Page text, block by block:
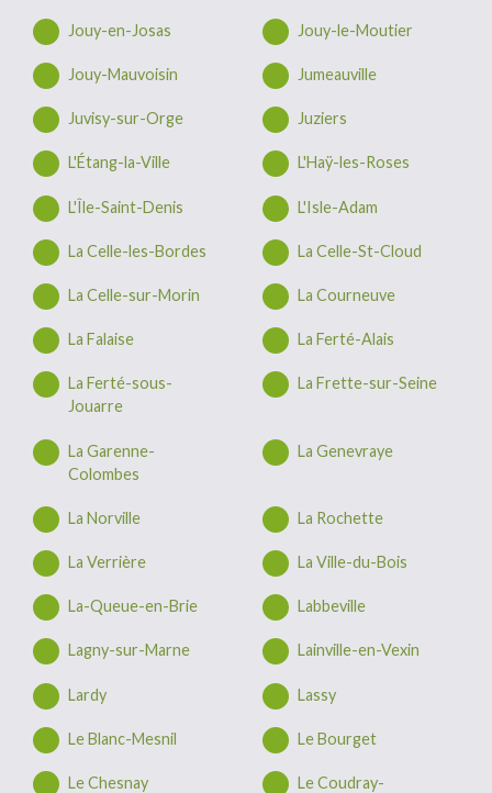
Jouy-en-Josas Jouy-le-Moutier
Jouy-Mauvoisin Jumeauville
Juvisy-sur-Orge Juziers
L'Étang-la-Ville L'Haÿ-les-Roses
L'Île-Saint-Denis L'Isle-Adam
La Celle-les-Bordes La Celle-St-Cloud
La Celle-sur-Morin La Courneuve
La Falaise La Ferté-Alais
La Ferté-sous-
Jouarre
La Frette-sur-Seine
La Garenne-
Colombes
La Genevraye
La Norville La Rochette
La Verrière La Ville-du-Bois
La-Queue-en-Brie Labbeville
Lagny-sur-Marne Lainville-en-Vexin
Lardy Lassy
Le Blanc-Mesnil Le Bourget
Le Chesnay
Le Coudray-